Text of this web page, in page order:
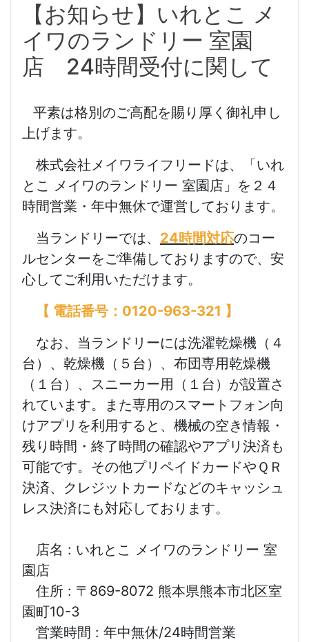
【お知らせ】いれとこ メ
イワのランドリー 室園
店 24時間受付に関して
平素は格別のご高配を賜り厚く御礼申し
上げます。
株式会社メイワライフリードは、「いれ
とこ メイワのランドリー 室園店」を ２４
時間営業・年中無休で運営しております。
当ランドリーでは、 24時間対応のコー
ルセンターをご準備しておりますので、安
心してご利用いただけます。
【 電話番号：0120-963-321 】
なお、当ランドリーには洗濯乾燥機（４
台）、乾燥機（５台）、布団専用乾燥機
（１台）、スニーカー用（１台）が設置さ
れています。また専用のスマートフォン向
けアプリを利用すると、機械の空き情報・
残り時間・終了時間の確認やアプリ決済も
可能です。その他プリペイドカードやＱＲ
決済、クレジットカードなどのキャッシュ
レス決済にも対応しております。
店名 : いれとこ メイワのランドリー 室
園店
住所 : 〒869-8072 熊本県熊本市北区室
園町10-3
営業時間 : 年中無休/24時間営業